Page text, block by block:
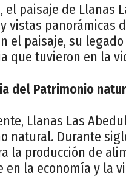
el paisaje de Llanas
vistas panorámicas
el paisaje, su
que tuvieron en la
del Patrimonio
Llanas Las
natural. Durante
la producción de
en la economía y la